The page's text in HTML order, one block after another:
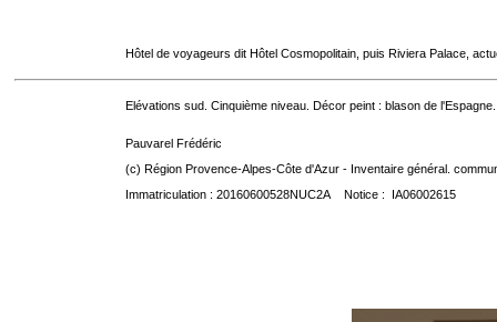
Hôtel de voyageurs dit Hôtel Cosmopolitain, puis Riviera Palace,
Elévations sud. Cinquième niveau. Décor peint : blason de l'Espagne.
Pauvarel Frédéric
(c) Région Provence-Alpes-Côte d'Azur - Inventaire général.
Immatriculation : 20160600528NUC2A Notice : IA06002615